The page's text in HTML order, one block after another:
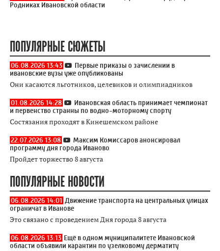
Родниках Ивановской области
ПОПУЛЯРНЫЕ СЮЖЕТЫ
06.08.2026 13:43
Первые приказы о зачислении в
ивановские вузы уже опубликованы
Они касаются льготников, целевиков и олимпиадников
01.08.2026 14:28
Ивановская область принимает чемпионат
и первенство странны по водно-моторному спорту
Состязания проходят в Кинешемском районе
22.07.2026 13:08
Максим Комиссаров анонсировал
программу дня города Иваново
Пройдет торжество 8 августа
ПОПУЛЯРНЫЕ НОВОСТИ
06.08.2026 14:01 Движение транспорта на центральных улицах
ограничат в Иванове
Это связано с проведением Дня города 8 августа
06.08.2026 13:13 Ещё в одном муниципалитете Ивановской
области объявили карантин по узелковому дерматиту